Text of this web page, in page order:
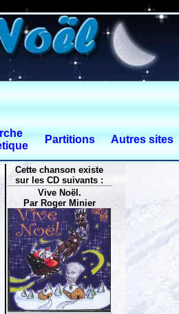
Partitions Autres sites
Cette chanson existe
sur les CD suivants :
Vive Noël.
Par Roger Minier